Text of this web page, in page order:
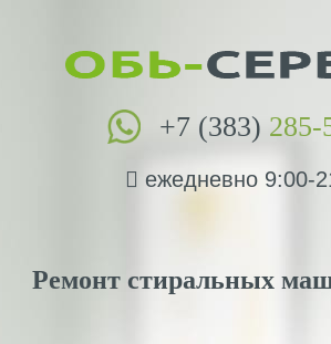
+7 (383) 285-
ежедневно 9:00-
Ремонт стиральных